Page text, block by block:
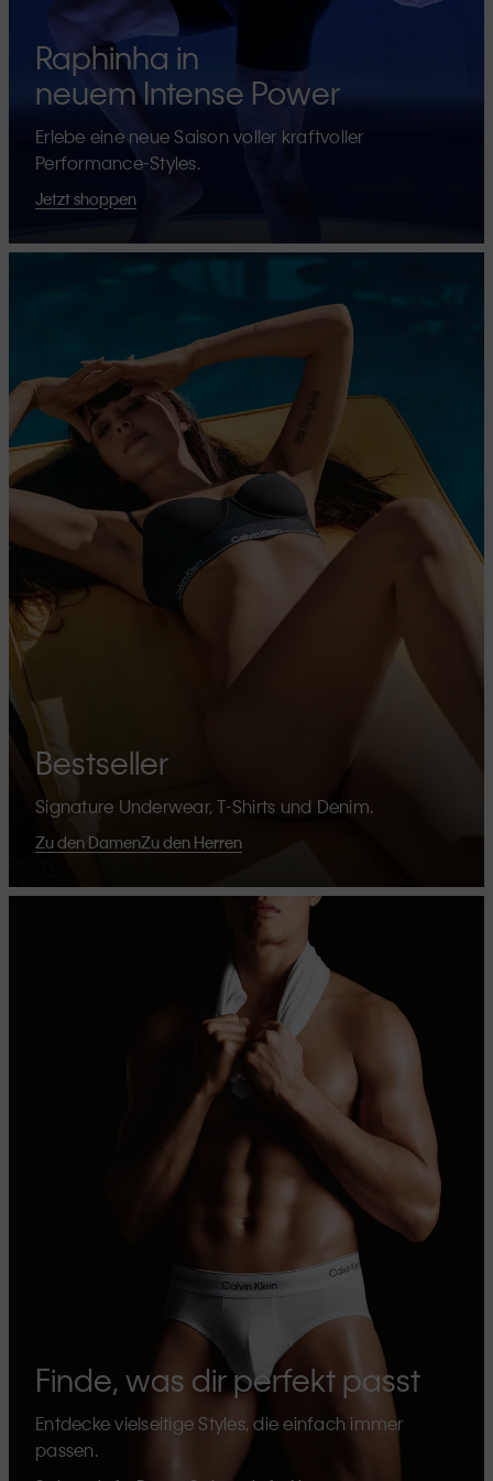
Raphinha in
neuem Intense Power
Erlebe eine neue Saison voller kraftvoller
Performance-Styles.
Jetzt shoppen
Bestseller
Signature Underwear, T-Shirts und Denim.
Zu den DamenZu den Herren
Finde, was dir perfekt passt
Entdecke vielseitige Styles, die einfach immer
passen.